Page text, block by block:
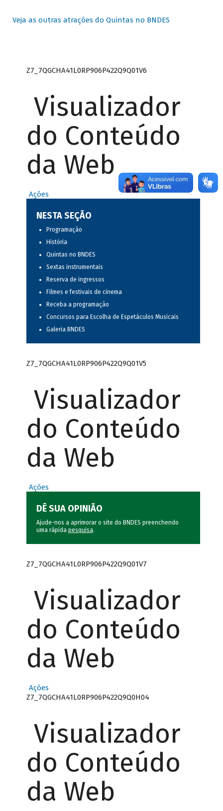
Veja as outras atrações do Quintas no BNDES
Z7_7QGCHA41L0RP906P422Q9Q01V6
Visualizador
do Conteúdo
da Web
Ações
NESTA SEÇÃO
Programação
História
Quintas no BNDES
Sextas instrumentais
Reserva de ingressos
Filmes e festivais de cinema
Receba a programação
Concursos para Escolha de Espetáculos Musicais
Galeria BNDES
Z7_7QGCHA41L0RP906P422Q9Q01V5
Visualizador
do Conteúdo
da Web
Ações
DÊ SUA OPINIÃO
Ajude-nos a aprimorar o site do BNDES preenchendo
uma rápida pesquisa.
Z7_7QGCHA41L0RP906P422Q9Q01V7
Visualizador
do Conteúdo
da Web
Ações
Z7_7QGCHA41L0RP906P422Q9Q0H04
Visualizador
do Conteúdo
da Web